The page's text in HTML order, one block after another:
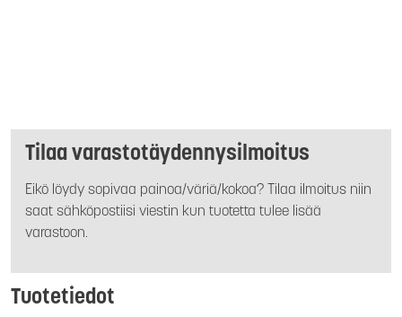
Tilaa varastotäydennysilmoitus
Eikö löydy sopivaa painoa/väriä/kokoa? Tilaa ilmoitus niin
saat sähköpostiisi viestin kun tuotetta tulee lisää
varastoon.
Tuotetiedot